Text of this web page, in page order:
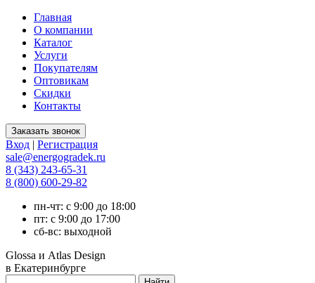
Главная
О компании
Каталог
Услуги
Покупателям
Оптовикам
Скидки
Контакты
Вход | Регистрация
sale@energogradek.ru
8 (343) 243-65-31
8 (800) 600-29-82
пн-чт: с 9:00 до 18:00
пт: с 9:00 до 17:00
сб-вс: выходной
Glossa и Atlas Design
в Екатеринбурге